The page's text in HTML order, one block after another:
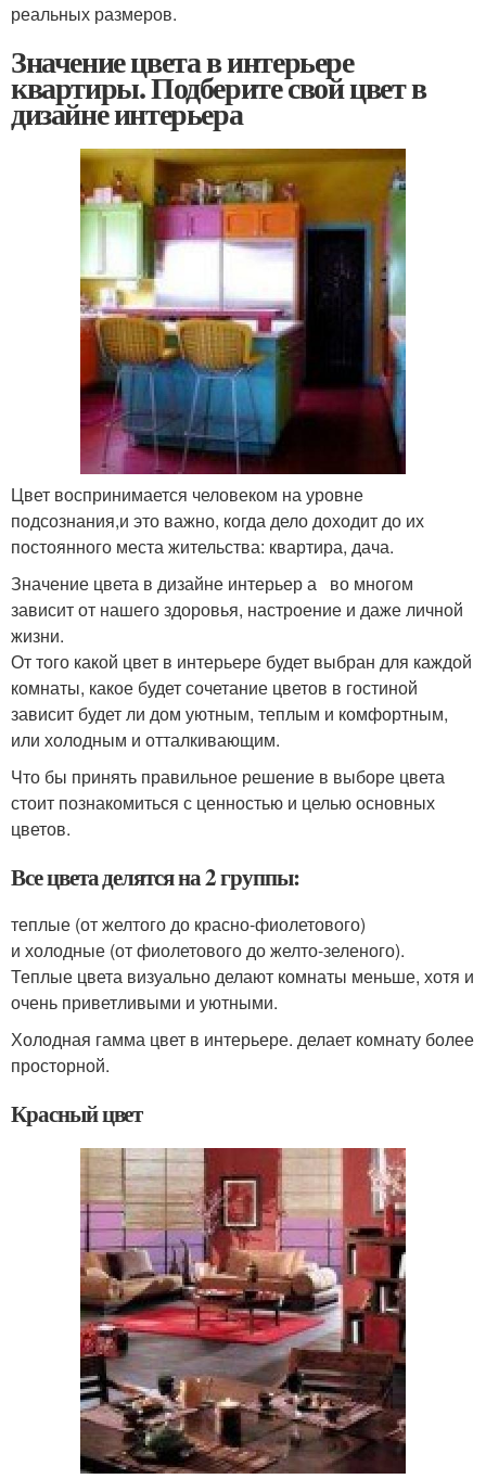
реальных размеров.
Значение цвета в интерьере
квартиры. Подберите свой цвет в
дизайне интерьера
Цвет воспринимается человеком на уровне
подсознания,и это важно, когда дело доходит до их
постоянного места жительства: квартира, дача.
Значение цвета в дизайне интерьер а во многом
зависит от нашего здоровья, настроение и даже личной
жизни.
От того какой цвет в интерьере будет выбран для каждой
комнаты, какое будет сочетание цветов в гостиной
зависит будет ли дом уютным, теплым и комфортным,
или холодным и отталкивающим.
Что бы принять правильное решение в выборе цвета
стоит познакомиться с ценностью и целью основных
цветов.
Все цвета делятся на 2 группы:
теплые (от желтого до красно-фиолетового)
и холодные (от фиолетового до желто-зеленого).
Теплые цвета визуально делают комнаты меньше, хотя и
очень приветливыми и уютными.
Холодная гамма цвет в интерьере. делает комнату более
просторной.
Красный цвет